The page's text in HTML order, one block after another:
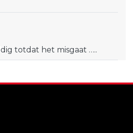
totdat het misgaat …..